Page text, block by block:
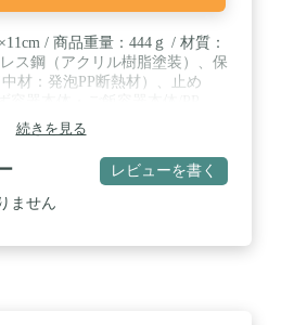
/ 商品重量：444ｇ / 材質：
ス鋼（アクリル樹脂塗装）、保
材：発泡PP断熱材）、止め
コーンゴム / 容量：ごはん
/ ・食洗機可能（保温ケース・
続きを見る
レビューを書く
ません